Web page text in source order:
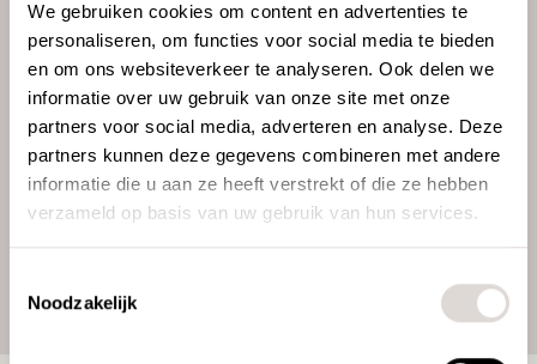
We gebruiken cookies om content en advertenties te
personaliseren, om functies voor social media te bieden
en om ons websiteverkeer te analyseren. Ook delen we
informatie over uw gebruik van onze site met onze
partners voor social media, adverteren en analyse. Deze
partners kunnen deze gegevens combineren met andere
informatie die u aan ze heeft verstrekt of die ze hebben
verzameld op basis van uw gebruik van hun services.
Noodzakelijk
kunstleer uitgevoerd worden. De frames
kunnen in elke gewenste RAL kleur
gepoedercoat worden en de kleuren van
tafelblad en kast zijn talloos. Neem een
kijkje in onze collectiestoffen & materialen.